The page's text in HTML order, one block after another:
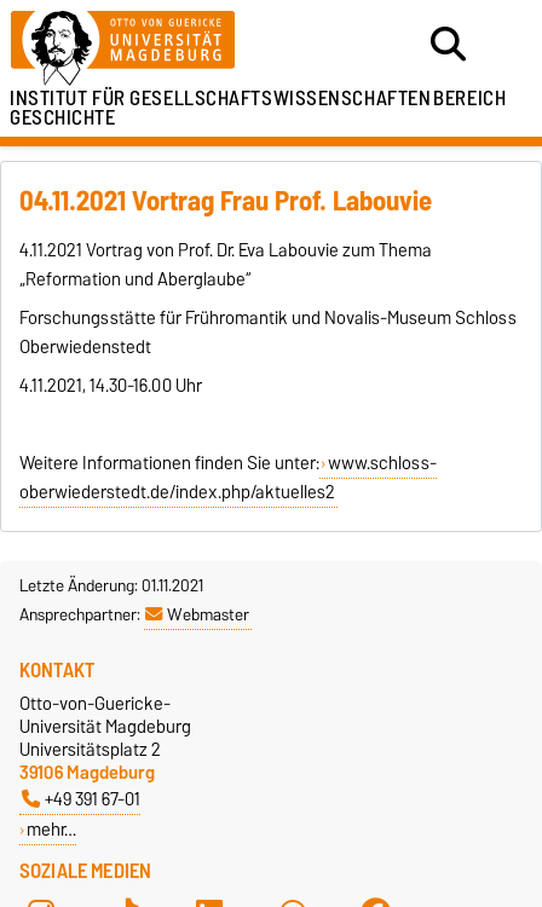
INSTITUT FÜRGESELLSCHAFTSWISSENSCHAFTENBEREICH
GESCHICHTE
04.11.2021 Vortrag Frau Prof. Labouvie
4.11.2021 Vortrag von Prof. Dr. Eva Labouvie zum Thema
„Reformation und Aberglaube“
Forschungsstätte für Frühromantik und Novalis-Museum Schloss
Oberwiedenstedt
4.11.2021, 14.30-16.00 Uhr
Weitere Informationen finden Sie unter: www.schloss-
oberwiederstedt.de/index.php/aktuelles2
Letzte Änderung: 01.11.2021
Ansprechpartner:
Webmaster
SOZIALE MEDIEN
KONTAKT
Otto-von-Guericke-
Universität Magdeburg
Universitätsplatz 2
39106 Magdeburg
+49 391 67-01
mehr…